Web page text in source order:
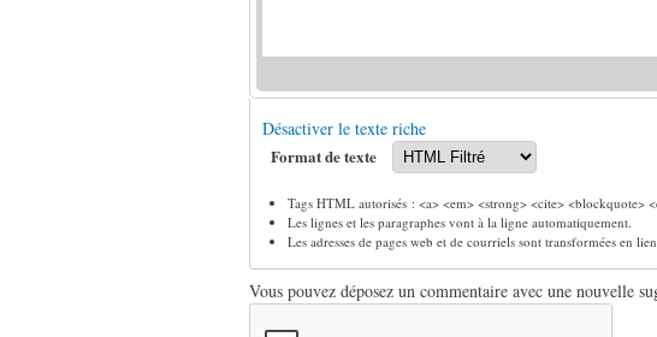
Désactiver le texte riche
Format de texte
Tags HTML autorisés : <a> <em> <strong> <cite>
Les lignes et les paragraphes vont à la ligne automatiquement.
Les adresses de pages web et de courriels sont transformées en
Vous pouvez déposez un commentaire avec une nouvelle